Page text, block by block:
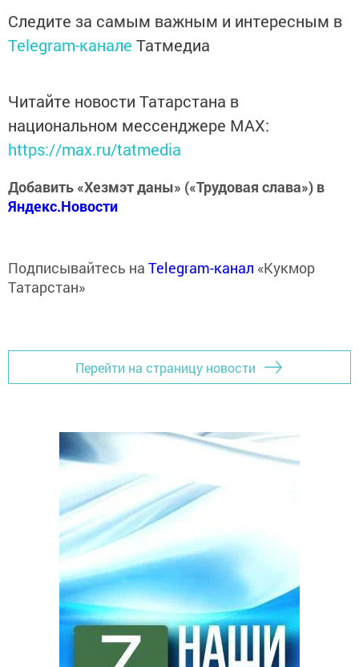
Следите за самым важным и интересным в
Telegram-канале Татмедиа
Читайте новости Татарстана в
национальном мессенджере MАХ:
https://max.ru/tatmedia
Добавить «Хезмэт даны» («Трудовая слава») в
Яндекс.Новости
Подписывайтесь на Telegram-канал «Кукмор
Татарстан»
Перейти на страницу новости